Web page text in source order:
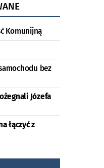
Komunijną
bez
Józefa
łączyć z